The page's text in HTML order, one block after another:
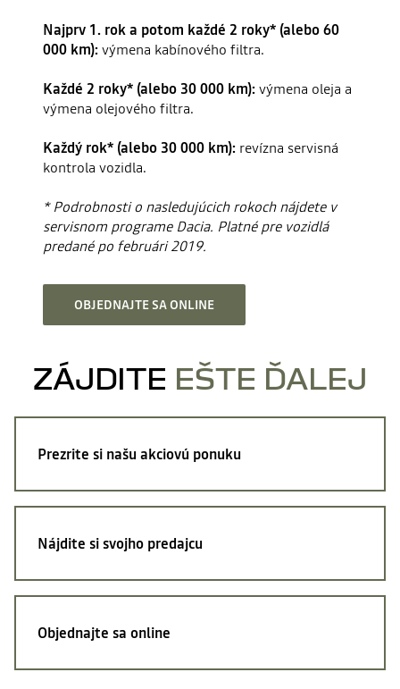
Najprv 1. rok a potom každé 2 roky* (alebo 60
000 km):výmena kabínového filtra.
Každé 2 roky* (alebo 30 000 km):výmena oleja a
výmena olejového filtra.
Každý rok* (alebo 30 000 km): revízna servisná
kontrola vozidla.
* Podrobnosti o nasledujúcich rokoch nájdete v
servisnom programe Dacia. Platné pre vozidlá
predané po februári 2019.
OBJEDNAJTE SA ONLINE
ZÁJDITE EŠTE ĎALEJ
Prezrite si našu akciovú ponuku
Nájdite sisvojho predajcu
Objednajte sa online